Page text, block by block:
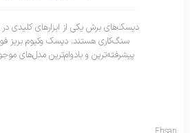
دیسک‌های برش یکی از ابزارهای کلیدی
سنگ‌کاری هستند. دیسک وکیوم بریز
پیشرفته‌ترین و بادوام‌ترین مدل‌های